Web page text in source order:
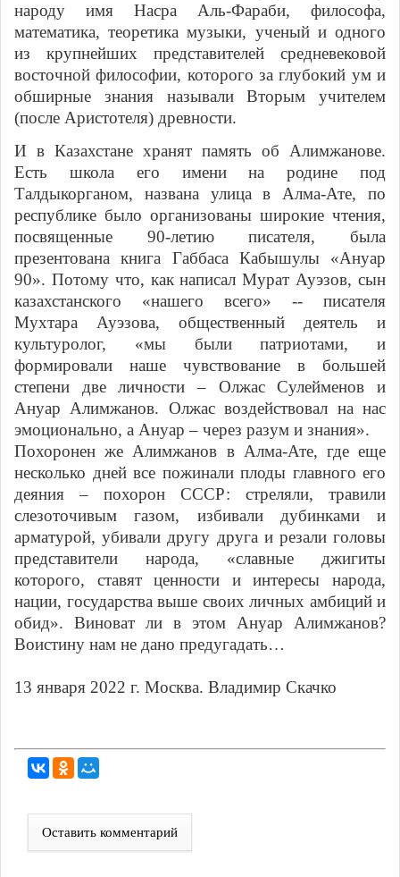
народу имя Насра Аль-Фараби, философа,
математика, теоретика музыки, ученый и одного
из крупнейших представителей средневековой
восточной философии, которого за глубокий ум и
обширные знания называли Вторым учителем
(после Аристотеля) древности.
И в Казахстане хранят память об Алимжанове.
Есть школа его имени на родине под
Талдыкорганом, названа улица в Алма-Ате, по
республике было организованы широкие чтения,
посвященные 90-летию писателя, была
презентована книга Габбаса Кабышулы «Ануар
90». Потому что, как написал Мурат Ауэзов, сын
казахстанского «нашего всего» -- писателя
Мухтара Ауэзова, общественный деятель и
культуролог, «мы были патриотами, и
формировали наше чувствование в большей
степени две личности – Олжас Сулейменов и
Ануар Алимжанов. Олжас воздействовал на нас
эмоционально, а Ануар – через разум и знания».
Похоронен же Алимжанов в Алма-Ате, где еще
несколько дней все пожинали плоды главного его
деяния – похорон СССР: стреляли, травили
слезоточивым газом, избивали дубинками и
арматурой, убивали другу друга и резали головы
представители народа, «славные джигиты
которого, ставят ценности и интересы народа,
нации, государства выше своих личных амбиций и
обид». Виноват ли в этом Ануар Алимжанов?
Воистину нам не дано предугадать…
13 января 2022 г. Москва. Владимир Скачко
Оставить комментарий